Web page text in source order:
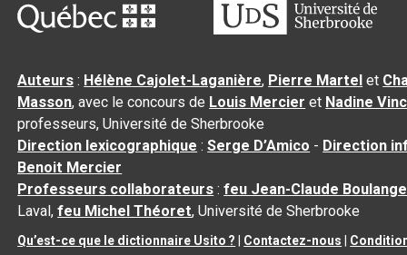
Auteurs : Hélène Cajolet-Laganière, Pierre Martel et
Masson, avec le concours de Louis Mercier et Nadine
professeurs, Université de Sherbrooke
Direction lexicographique :Serge D’Amico - Direction
Benoit Mercier
Professeurs collaborateurs :feu Jean-Claude
Laval,feu Michel Théoret, Université de Sherbrooke
Qu’est-ce que le dictionnaire Usito ? Contactez-nous